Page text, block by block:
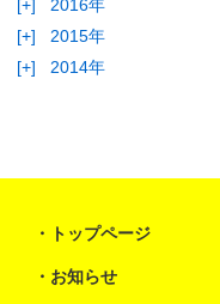
[+]
2016年
[+]
2015年
[+]
2014年
トップページ
お知らせ